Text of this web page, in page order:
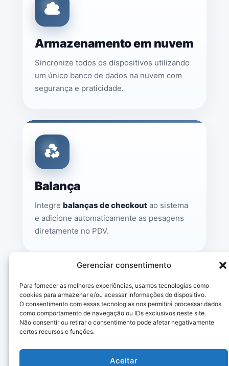
Gerenciar consentimento
Para fornecer as melhores experiências, usamos tecnologias como
cookies para armazenar e/ou acessar informações do dispositivo.
O consentimento com essas tecnologias nos permitirá processar dados
como comportamento de navegação ou IDs exclusivos neste site.
Não consentir ou retirar o consentimento pode afetar negativamente
certos recursos e funções.
Aceitar
Armazenamento em nuvem
Sincronize todos os dispositivos utilizando
um único banco de dados na nuvem com
segurança e praticidade.
Balança
Integre balanças de checkout ao sistema
e adicione automaticamente as pesagens
diretamente no PDV.
SISTEMA COMERCIAL – PDV
CERTIFICADO DIGITAL